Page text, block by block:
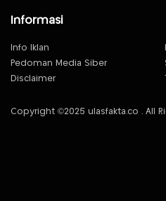
Informasi
Info Iklan
Pedoman Media Siber
Disclaimer
Copyright ©2025 ulasfakta.co . All